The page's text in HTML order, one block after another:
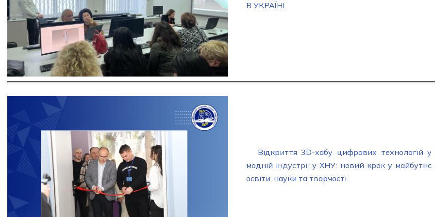
В УКРАЇНІ
Відкриття 3D-хабу цифрових технологій у
модній індустрії у ХНУ: новий крок у майбутнє
освіти, науки та творчості